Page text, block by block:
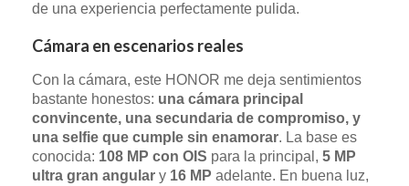
de una experiencia perfectamente pulida.
Cámara en escenarios reales
Con la cámara, este HONOR me deja sentimientos
bastante honestos: una cámara principal
convincente, una secundaria de compromiso, y
una selfie que cumple sin enamorar. La base es
conocida: 108 MP con OIS para la principal, 5 MP
ultra gran angular y 16 MP adelante. En buena luz,